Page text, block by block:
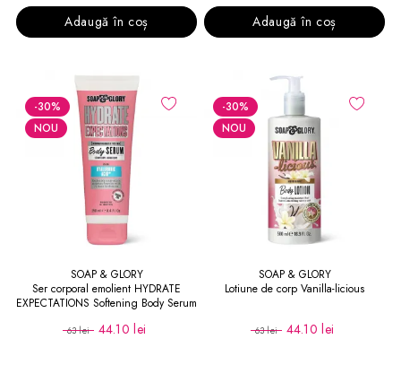
Adaugă în coș Adaugă în coș
-30%
NOU
SOAP & GLORY
Ser corporal emolient HYDRATE
EXPECTATIONS Softening Body Serum
63 lei 44.10 lei
-30%
NOU
SOAP & GLORY
Lotiune de corp Vanilla-licious
63 lei 44.10 lei